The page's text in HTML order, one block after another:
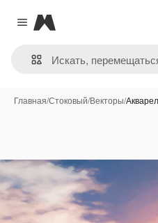
Close menu
Magnific
Главная/Стоковый/Векторы/